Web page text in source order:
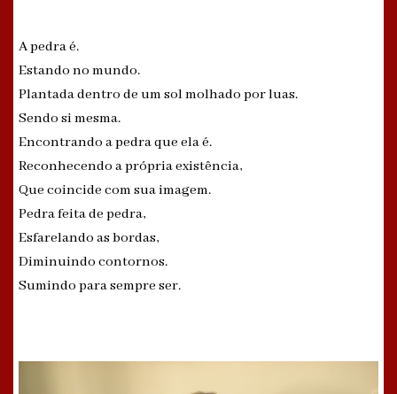
A pedra é.
Estando no mundo.
Plantada dentro de um sol molhado por luas.
Sendo si mesma.
Encontrando a pedra que ela é.
Reconhecendo a própria existência,
Que coincide com sua imagem.
Pedra feita de pedra,
Esfarelando as bordas,
Diminuindo contornos.
Sumindo para sempre ser.